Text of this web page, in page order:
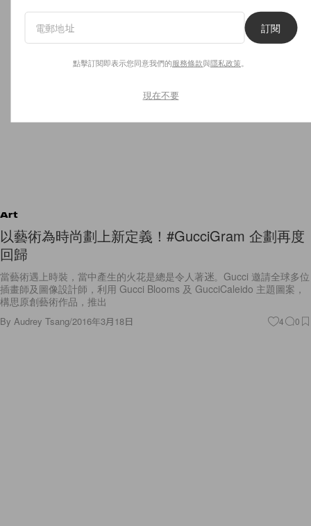
Art
以藝術為時尚劃上新定義！#GucciGram 企劃再度
回歸
當藝術遇上時裝，當中產生的火花是總是令人著迷。Gucci 邀請全球多位
插畫師及圖像設計師，利用 Gucci Blooms 及 GucciCaleido 主題圖案，
構思原創藝術作品，推出
By Audrey Tsang/2016年3月18日 4 0
訂閱
點擊訂閱即表示您同意我們的服務條款與隱私政策
現在不要